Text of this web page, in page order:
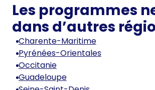
Les programmes
dans d’autres
Charente-Maritime
Pyrénées-Orientales
Occitanie
Guadeloupe